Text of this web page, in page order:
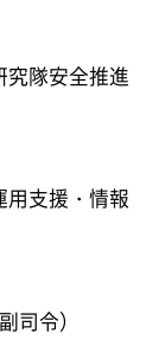
隊安全推進
支援・情報
令）